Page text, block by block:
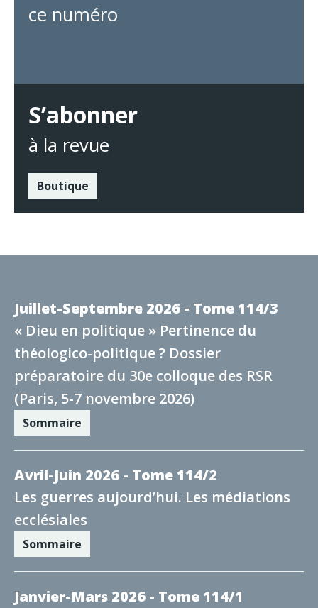
ce numéro
S’abonner
à la revue
Boutique
Juillet-Septembre 2026 - Tome 114/3
« Dieu en politique » Pertinence du
théologico-politique ? Dossier
préparatoire du 30e colloque des RSR
(Paris, 5-7 novembre 2026)
Sommaire
Avril-Juin 2026 - Tome 114/2
Les guerres aujourd’hui. Les médiations
ecclésiales
Sommaire
Janvier-Mars 2026 - Tome 114/1